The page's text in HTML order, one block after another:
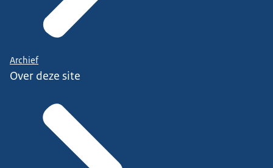
Archief
Over deze site